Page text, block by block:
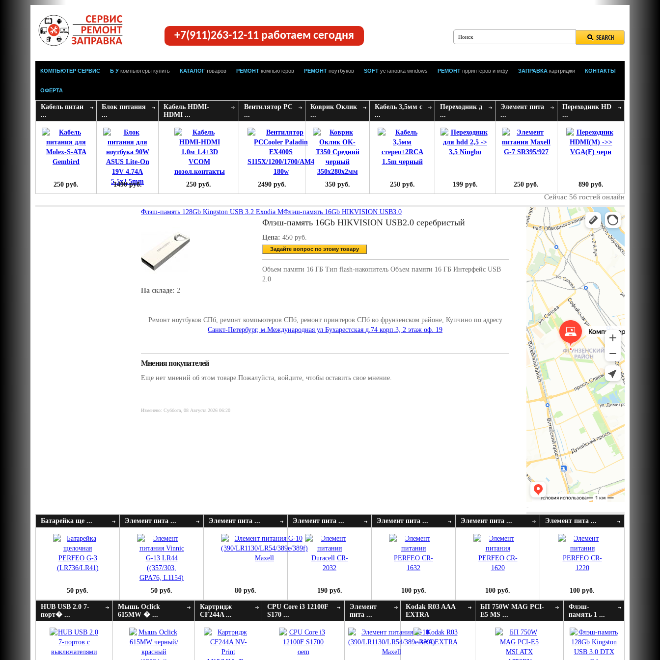
+7(911)263-12-11 работаем сегодня
КОМПЬЮТЕР СЕРВИС Б У компьютеры купить КАТАЛОГ товаров РЕМОНТ компьютеров РЕМОНТ ноутбуков SOFT установка windows РЕМОНТ прринтеров и мфу ЗАПРАВКА картриджи КОНТАКТЫ
ОФЕРТА
Кабель питан
...
250 руб.
Блок питания
...
1490 руб.
Кабель HDMI-
HDMI ...
250 руб.
Вентилятор PC
...
2490 руб.
Коврик Оклик
...
350 руб.
Кабель 3,5мм с
...
250 руб.
Переходник д
...
199 руб.
Элемент пита
...
250 руб.
Переходник HD
...
890 руб.
Сейчас 56 гостей онлайн
Флэш-память 128Gb Kingston USB 3.2 Exodia MФлэш-память 16Gb HIKVISION USB3.0
Флэш-память 16Gb HIKVISION USB2.0 серебристый
Цена: 450 руб.
Задайте вопрос по этому товару
Объем памяти 16 ГБ Тип flash-накопитель Объем памяти 16 ГБ Интерфейс USB
2.0
На складе: 2
Ремонт ноутбуков СПб, ремонт компьютеров СПб, ремонт принтеров СПб во фрунзенском районе, Купчино по адресу
Санкт-Петербург, м.Международная ул Бухарестская д.74 корп.3, 2 этаж оф. 19
Мнения покупателей
Еще нет мнений об этом товаре.Пожалуйста, войдите, чтобы оставить свое мнение.
Изменено: Суббота, 08 Августа 2026 06:20
-
Батарейка ще ...
50 руб.
Элемент пита ...
50 руб.
Элемент пита ...
80 руб.
Элемент пита ...
190 руб.
Элемент пита ...
100 руб.
Элемент пита ...
100 руб.
Элемент пита ...
100 руб.
HUB USB 2.0 7-
порт� ...
Мышь Oclick
615MW � ...
Картридж
CF244A ...
CPU Core i3 12100F
S170 ...
Элемент
пита ...
Kodak R03 AAA
EXTRA
БП 750W MAG PCI-
E5 MS ...
Флэш-
память 1 ...